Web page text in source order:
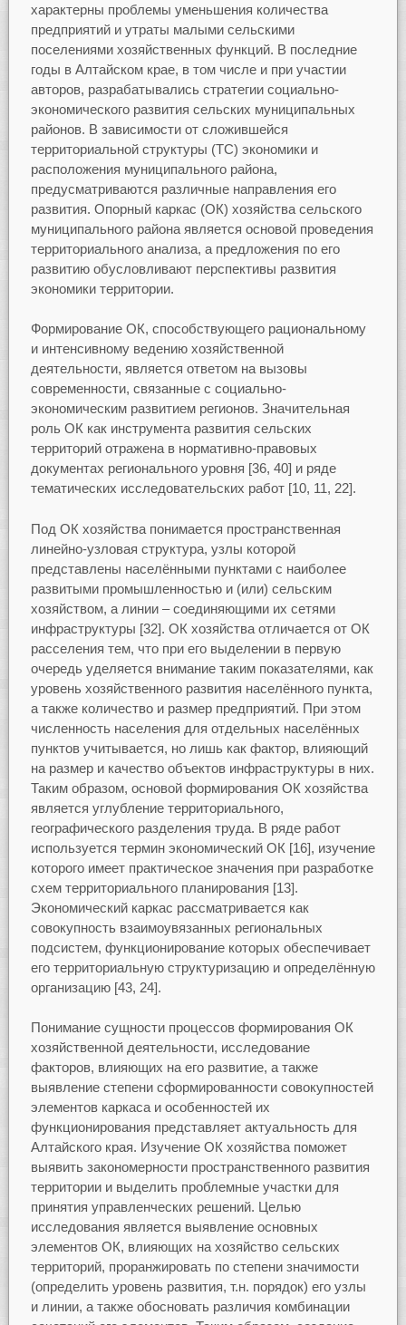
характерны проблемы уменьшения количества
предприятий и утраты малыми сельскими
поселениями хозяйственных функций. В последние
годы в Алтайском крае, в том числе и при участии
авторов, разрабатывались стратегии социально-
экономического развития сельских муниципальных
районов. В зависимости от сложившейся
территориальной структуры (ТС) экономики и
расположения муниципального района,
предусматриваются различные направления его
развития. Опорный каркас (ОК) хозяйства сельского
муниципального района является основой проведения
территориального анализа, а предложения по его
развитию обусловливают перспективы развития
экономики территории.
Формирование ОК, способствующего рациональному
и интенсивному ведению хозяйственной
деятельности, является ответом на вызовы
современности, связанные с социально-
экономическим развитием регионов. Значительная
роль ОК как инструмента развития сельских
территорий отражена в нормативно-правовых
документах регионального уровня [36, 40] и ряде
тематических исследовательских работ [10, 11, 22].
Под ОК хозяйства понимается пространственная
линейно-узловая структура, узлы которой
представлены населёнными пунктами с наиболее
развитыми промышленностью и (или) сельским
хозяйством, а линии – соединяющими их сетями
инфраструктуры [32]. ОК хозяйства отличается от ОК
расселения тем, что при его выделении в первую
очередь уделяется внимание таким показателями, как
уровень хозяйственного развития населённого пункта,
а также количество и размер предприятий. При этом
численность населения для отдельных населённых
пунктов учитывается, но лишь как фактор, влияющий
на размер и качество объектов инфраструктуры в них.
Таким образом, основой формирования ОК хозяйства
является углубление территориального,
географического разделения труда. В ряде работ
используется термин экономический ОК [16], изучение
которого имеет практическое значения при разработке
схем территориального планирования [13].
Экономический каркас рассматривается как
совокупность взаимоувязанных региональных
подсистем, функционирование которых обеспечивает
его территориальную структуризацию и определённую
организацию [43, 24].
Понимание сущности процессов формирования ОК
хозяйственной деятельности, исследование
факторов, влияющих на его развитие, а также
выявление степени сформированности совокупностей
элементов каркаса и особенностей их
функционирования представляет актуальность для
Алтайского края. Изучение ОК хозяйства поможет
выявить закономерности пространственного развития
территории и выделить проблемные участки для
принятия управленческих решений. Целью
исследования является выявление основных
элементов ОК, влияющих на хозяйство сельских
территорий, проранжировать по степени значимости
(определить уровень развития, т.н. порядок) его узлы
и линии, а также обосновать различия комбинации